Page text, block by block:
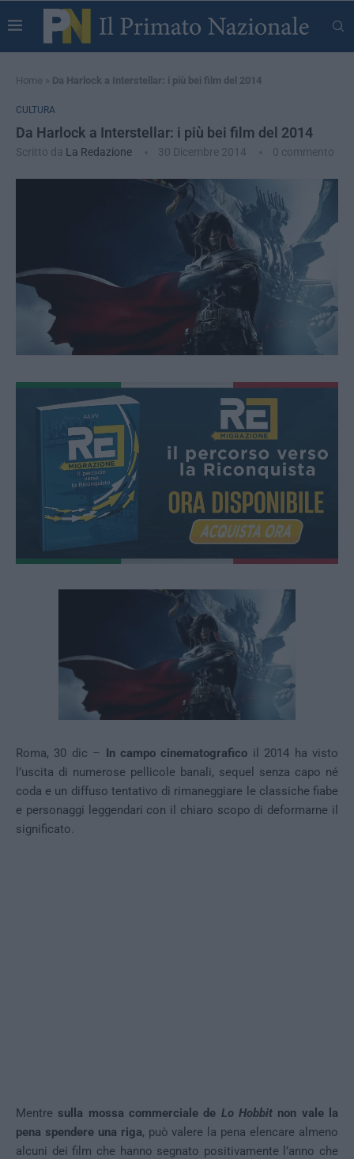
Home » Da Harlock a Interstellar: i più bei film del 2014
CULTURA
Da Harlock a Interstellar: i più bei film del 2014
Scritto da La Redazione 30 Dicembre 2014 0 commento
Roma, 30 dic – In campo cinematografico il 2014 ha visto
l’uscita di numerose pellicole banali, sequel senza capo né
coda e un diffuso tentativo di rimaneggiare le classiche fiabe
e personaggi leggendari con il chiaro scopo di deformarne il
significato.
Mentre sulla mossa commerciale de Lo Hobbit non vale la
pena spendere una riga, può valere la pena elencare almeno
alcuni dei film che hanno segnato positivamente l’anno che